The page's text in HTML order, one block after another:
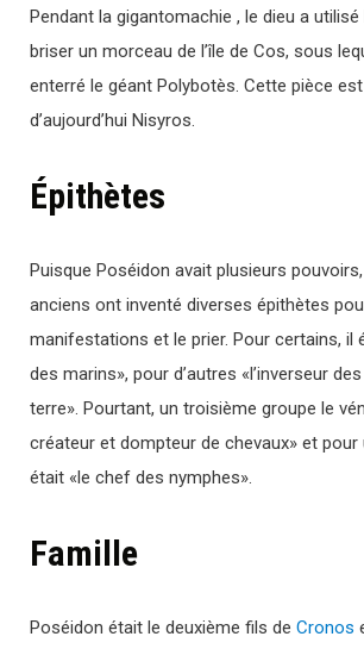
Pendant la gigantomachie , le dieu a
briser un morceau de l’île de Cos, sous
enterré le géant Polybotès. Cette pièce est
d’aujourd’hui Nisyros.
Épithètes
Puisque Poséidon avait plusieurs
anciens ont inventé diverses épithètes
manifestations et le prier. Pour certains, il
des marins», pour d’autres «l’inverseur
terre». Pourtant, un troisième groupe le
créateur et dompteur de chevaux» et pour
était «le chef des nymphes».
Famille
Poséidon était le deuxième fils de Cronos